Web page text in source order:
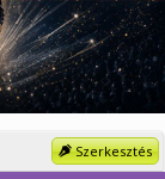
Szerkesztés